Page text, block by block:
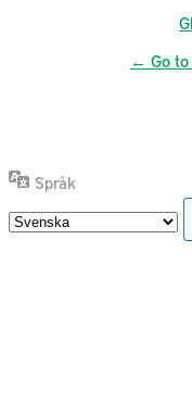
← Go to
Språk